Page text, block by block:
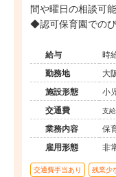
間や曜日の相談可
◆認可保育園での
給与
勤務地
大
施設形態
小
交通費
支
業務内容
保
雇用形態
非
交通費手当あり 残業少